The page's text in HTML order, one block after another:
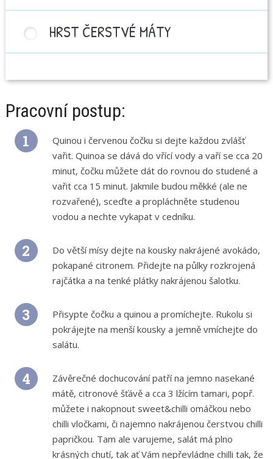
HRST ČERSTVÉ MÁTY
Pracovní postup:
Quinou i červenou čočku si dejte každou zvlášť
vařit. Quinoa se dává do vřící vody a vaří se cca 20
minut, čočku můžete dát do rovnou do studené a
vařit cca 15 minut. Jakmile budou měkké (ale ne
rozvařené), sceďte a propláchněte studenou
vodou a nechte vykapat v cedníku.
Do větší mísy dejte na kousky nakrájené avokádo,
pokapané citronem. Přidejte na půlky rozkrojená
rajčátka a na tenké plátky nakrájenou šalotku.
Přisypte čočku a quinou a promíchejte. Rukolu si
pokrájejte na menší kousky a jemně vmíchejte do
salátu.
Závěrečné dochucování patří na jemno nasekané
mátě, citronové šťávě a cca 3 lžícím tamari, popř.
můžete i nakopnout sweet&chilli omáčkou nebo
chilli vločkami, či najemno nakrájenou čerstvou chilli
papričkou. Tam ale varujeme, salát má plno
krásných chutí, tak ať Vám nepřevládne chilli tak, že